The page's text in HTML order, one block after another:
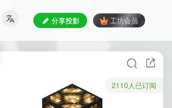
分享投影 工坊会员
2110人已订阅